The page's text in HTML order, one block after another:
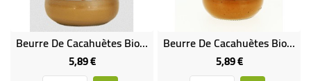
CULTUREL
Beurre De Cacahuètes Bio Crunchy Équitable
5,89 €Prix
Beurre De Cacahuètes Bio Et Éthiquable
5,89 €Prix